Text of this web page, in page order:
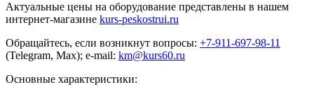
Актуальные цены на оборудование представлены в нашем
интернет-магазине kurs-peskostrui.ru
Обращайтесь, если возникнут вопросы: +7-911-697-98-11
(Telegram, Max); e-mail: km@kurs60.ru
Основные характеристики: